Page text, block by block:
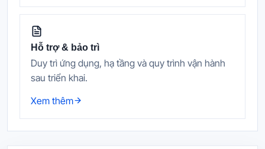
Hỗ trợ & bảo trì
Duy trì ứng dụng, hạ tầng và quy trình vận hành
sau triển khai.
Xem thêm